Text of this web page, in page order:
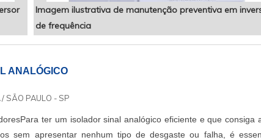
Imagem ilustrativa de manutenção preventiva em
de frequência
ANALÓGICO
/ SÃO PAULO - SP
ter um isolador sinal analógico eficiente e que consiga
sem apresentar nenhum tipo de desgaste ou falha, é